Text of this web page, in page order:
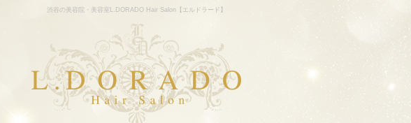
渋谷の美容院・美容室L.DORADO Hair Salon【エルドラード】